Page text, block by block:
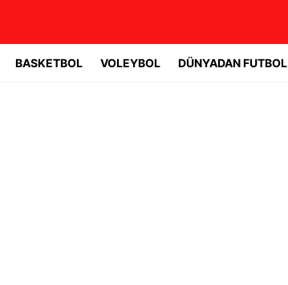
BASKETBOL VOLEYBOL DÜNYADAN FUTBOL